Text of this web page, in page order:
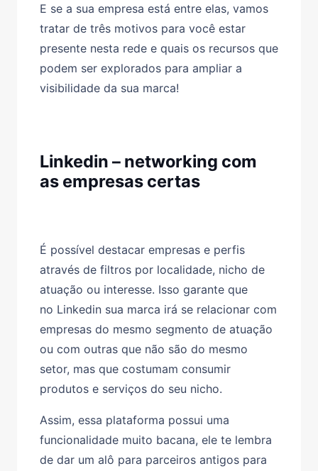
E se a sua empresa está entre elas, vamos
tratar de três motivos para você estar
presente nesta rede e quais os recursos que
podem ser explorados para ampliar a
visibilidade da sua marca!
Linkedin – networking com
as empresas certas
É possível destacar empresas e perfis
através de filtros por localidade, nicho de
atuação ou interesse. Isso garante que
no Linkedin sua marca irá se relacionar com
empresas do mesmo segmento de atuação
ou com outras que não são do mesmo
setor, mas que costumam consumir
produtos e serviços do seu nicho.
Assim, essa plataforma possui uma
funcionalidade muito bacana, ele te lembra
de dar um alô para parceiros antigos para